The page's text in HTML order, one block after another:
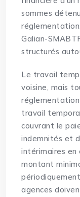
sommes
Galian-
structurés
Le travail
voisine, mais
travail
couvrant le
indemnités et
intérimaires en
montant
agences